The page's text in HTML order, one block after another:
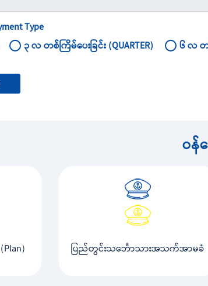
Type
၃ လ တစ်ကြိမ်ပေးခြင်း (QUARTER) ၆ လ တစ်
ဝန်
ပြည်တွင်းသင်္ဘောသားအသက်အာမခံ